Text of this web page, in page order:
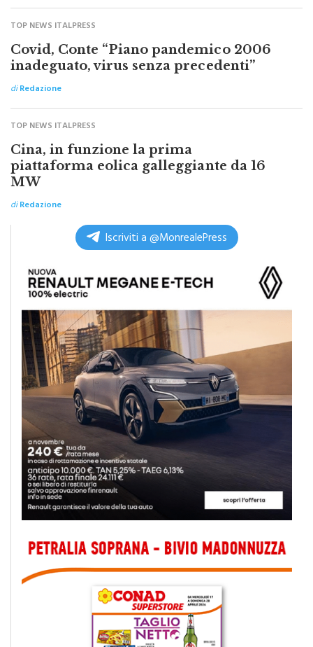
Altre notizie su monrealepress
TOP NEWS ITALPRESS
Covid, Conte “Piano pandemico 2006
inadeguato, virus senza precedenti”
diRedazione
TOP NEWS ITALPRESS
Cina, in funzione la prima
piattaforma eolica galleggiante da 16
MW
di